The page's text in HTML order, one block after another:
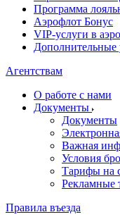
Программа
Аэрофлот Бонус
VIP-услуги в
Дополнительные
Агентствам
О работе с нами
Документы
Документы
Важная
Условия
Тарифы на
Рекламные
Правила въезда